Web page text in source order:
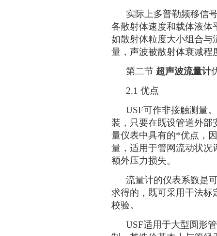
实际上多普勒频移信号
各散射体速度和载体液体
如散射体粒度大小组合与
量，声波被散射体衰减程
第二节 超声波流量计
2.1 优点
USF可作非接触测量。
装，只要在既设管道外部
量仪表中具有的*优点，
量，适用于管网流动状况
额外压力损失。
流量计的仪表系数是可
求得的，既可采用干法标
校验。
USF适用于大型圆形管